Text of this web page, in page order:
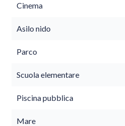
Cinema
Asilo nido
Parco
Scuola elementare
Piscina pubblica
Mare